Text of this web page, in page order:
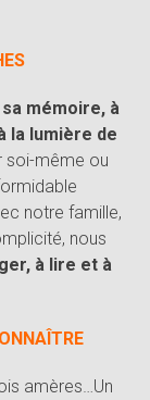
mémoire, à
la lumière de
soi-même ou
notre famille,
nous
à lire et à
amères…Un